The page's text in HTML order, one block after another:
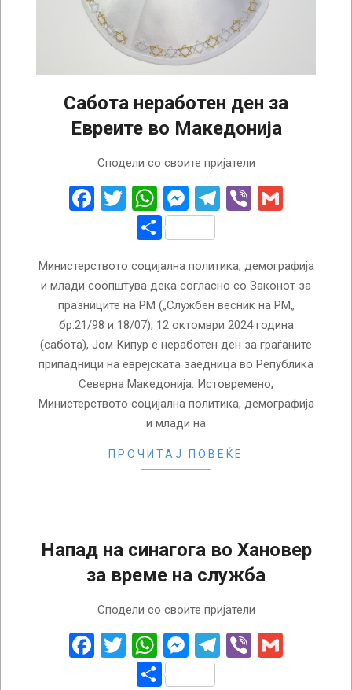
Сабота неработен ден за
Евреите во Македонија
Сподели со своите пријатели
Facebook
Twitter
WhatsApp
Messenger
Telegram
Viber
Share
Министерството социјална политика, демографија
и млади соопштува дека согласно со Законот за
празниците на РМ („Службен весник на РМ„
бр.21/98 и 18/07), 12 октомври 2024 година
(сабота), Јом Кипур е неработен ден за граѓаните
припадници на еврејската заедница во Република
Северна Македонија. Истовремено,
Министерството социјална политика, демографија
и млади на
ПРОЧИТАЈ ПОВЕЌЕ
Напад на синагога во Хановер
за време на служба
Сподели со своите пријатели
Facebook
Twitter
WhatsApp
Messenger
Telegram
Viber
Share